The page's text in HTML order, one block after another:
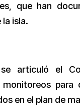
que han
isla.
articuló el
monitoreos
en el plan de